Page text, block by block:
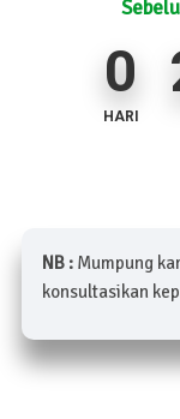
0
HARI
NB : Mumpung
konsultasikan